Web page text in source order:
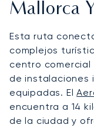
Mallorca
Esta ruta
complejos
centro
de instalaciones
equipadas. El
encuentra a 14
de la ciudad y